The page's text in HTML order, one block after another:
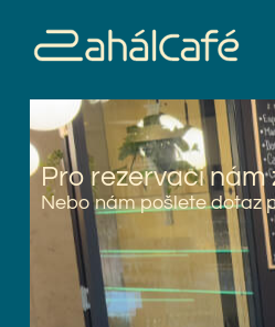
Pro rezervaci nám
Nebo nám pošlete dotaz